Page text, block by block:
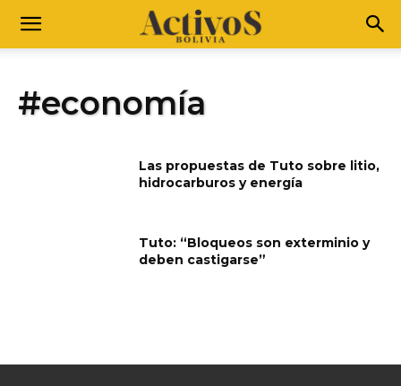
#economía
Las propuestas de Tuto sobre litio,
hidrocarburos y energía
Tuto: “Bloqueos son exterminio y
deben castigarse”